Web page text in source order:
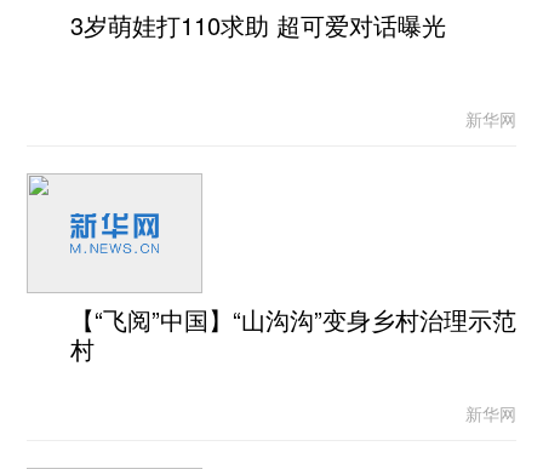
3岁萌娃打110求助 超可爱对话曝光
新华网
【“飞阅”中国】“山沟沟”变身乡村治理示范
村
新华网